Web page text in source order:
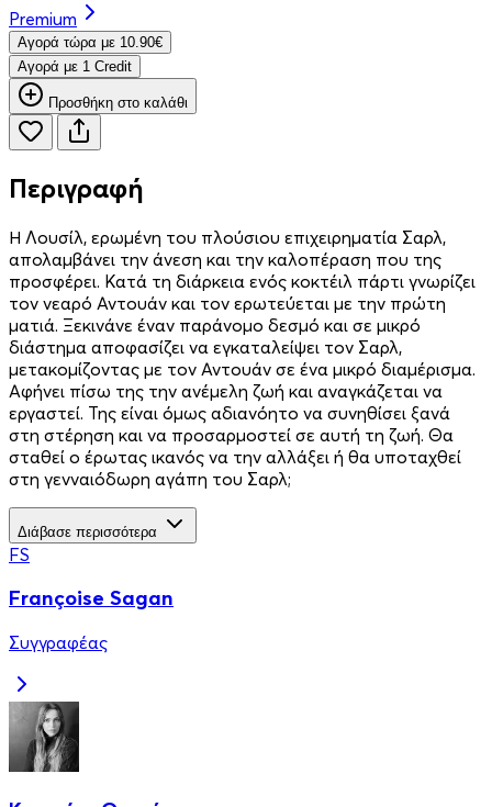
Premium
Aγορά τώρα με 10.90€
Aγορά με 1 Credit
Προσθήκη στο καλάθι
Περιγραφή
Η Λουσίλ, ερωμένη του πλούσιου επιχειρηματία Σαρλ,
απολαμβάνει την άνεση και την καλοπέραση που της
προσφέρει. Κατά τη διάρκεια ενός κοκτέιλ πάρτι γνωρίζει
τον νεαρό Αντουάν και τον ερωτεύεται με την πρώτη
ματιά. Ξεκινάνε έναν παράνομο δεσμό και σε μικρό
διάστημα αποφασίζει να εγκαταλείψει τον Σαρλ,
μετακομίζοντας με τον Αντουάν σε ένα μικρό διαμέρισμα.
Αφήνει πίσω της την ανέμελη ζωή και αναγκάζεται να
εργαστεί. Της είναι όμως αδιανόητο να συνηθίσει ξανά
στη στέρηση και να προσαρμοστεί σε αυτή τη ζωή. Θα
σταθεί ο έρωτας ικανός να την αλλάξει ή θα υποταχθεί
στη γενναιόδωρη αγάπη του Σαρλ;
Διάβασε περισσότερα
FS
Françoise Sagan
Συγγραφέας